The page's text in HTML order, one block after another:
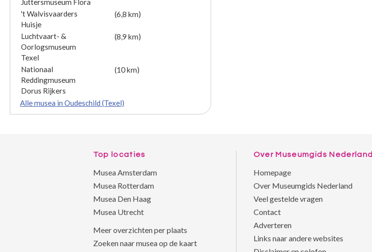
Juttersmuseum Flora
't Walvisvaarders
Huisje
(6,8 km)
Luchtvaart- &
Oorlogsmuseum
Texel
(8,9 km)
Nationaal
Reddingmuseum
Dorus Rijkers
(10 km)
Alle musea in Oudeschild (Texel)
Top locaties
Musea Amsterdam
Musea Rotterdam
Musea Den Haag
Musea Utrecht
Meer overzichten per plaats
Zoeken naar musea op de kaart
Over Museumgids Nederland
Homepage
Over Museumgids Nederland
Veel gestelde vragen
Contact
Adverteren
Links naar andere websites